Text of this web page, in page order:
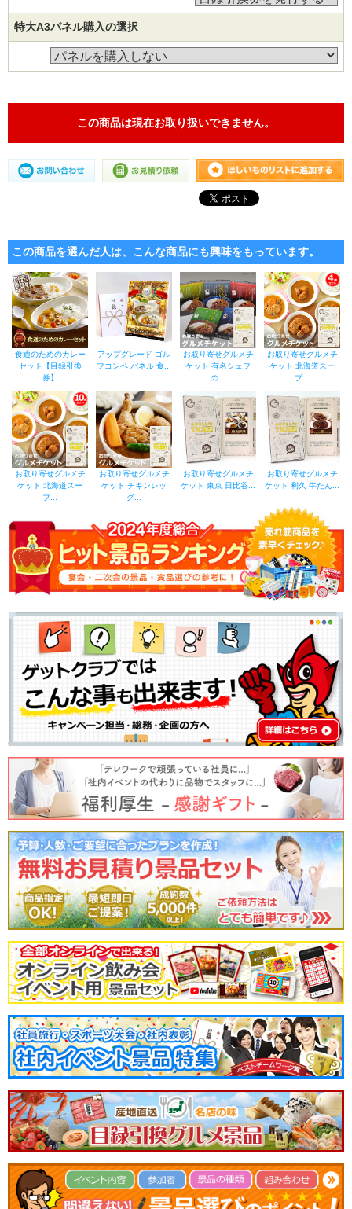
特大A3パネル購入の選択
この商品は現在お取り扱いできません。
この商品を選んだ人は、こんな商品にも興味をもっています。
食通のためのカレー
セット【目録引換
券】
アップグレード ゴル
フコンペ パネル 食...
お取り寄せグルメチ
ケット 有名シェフ
の...
お取り寄せグルメチ
ケット 北海道スー
プ...
お取り寄せグルメチ
ケット 北海道スー
プ...
お取り寄せグルメチ
ケット チキンレッ
グ...
お取り寄せグルメチ
ケット 東京 日比谷...
お取り寄せグルメチ
ケット 利久 牛たん...